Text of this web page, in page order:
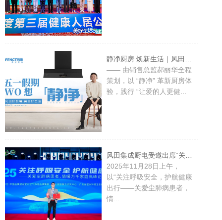
静净厨房 焕新生活｜风田 2026 五一全国大型促销活动盛大启幕
—— 由销售总监郝丽华全程
策划，以 “静净” 革新厨房体
验，践行 “让爱的人更健...
风田集成厨电受邀出席“关注呼吸安全”高峰论坛，荣膺“健康人居卓越品牌奖”并入围“南山奖品牌”
2025年11月28日上午，
以“关注呼吸安全，护航健康
出行——关爱尘肺病患者，
情...